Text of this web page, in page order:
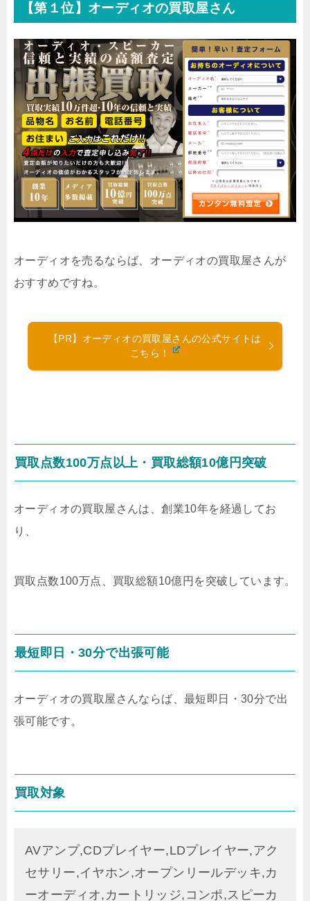
【第１位】オーディオの買取屋さん
オーディオを売るならば、オーディオの買取屋さんが
おすすめですね。
【PR】オーディオの買取屋さんの公式サイトは
こちら！
買取点数100万点以上・買取総額10億円突破
オーディオの買取屋さんは、創業10年を経過してお
り、
買取点数100万点、買取総額10億円を突破しています。
最短即日・30分で出張可能
オーディオの買取屋さんならば、最短即日・30分で出
張可能です。
買取対象
AVアンプ,CDプレイヤー,LDプレイヤー,アク
セサリー,イヤホン,オープンリールデッキ,カ
ーオーディオ,カートリッジ,コンポ,スピーカ